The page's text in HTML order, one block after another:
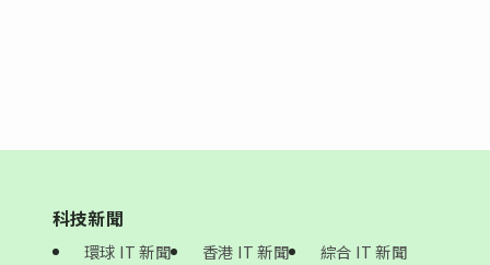
科技新聞
環球 IT 新聞 香港 IT 新聞
綜合 IT 新聞